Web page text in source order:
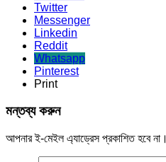
Twitter
Messenger
Linkedin
Reddit
Whatsapp
Pinterest
Print
মন্তব্য করুন
আপনার ই-মেইল এ্যাড্রেস প্রকাশিত হবে না।